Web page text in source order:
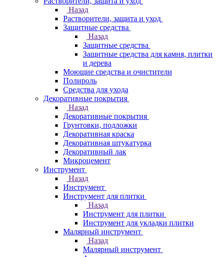
Назад
Растворители, защита и уход
Защитные средства
Назад
Защитные средства
Защитные средства для камня, плитки
и дерева
Моющие средства и очистители
Полироль
Средства для ухода
Декоративные покрытия
Назад
Декоративные покрытия
Грунтовки, подложки
Декоративная краска
Декоративная штукатурка
Декоративный лак
Микроцемент
Инструмент
Назад
Инструмент
Инструмент для плитки
Назад
Инструмент для плитки
Инструмент для укладки плитки
Малярный инструмент
Назад
Малярный инструмент